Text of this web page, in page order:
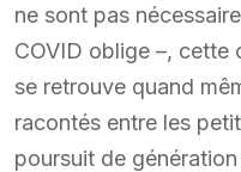
ne sont pas
COVID oblige –, cette
se retrouve quand
racontés entre les
poursuit de